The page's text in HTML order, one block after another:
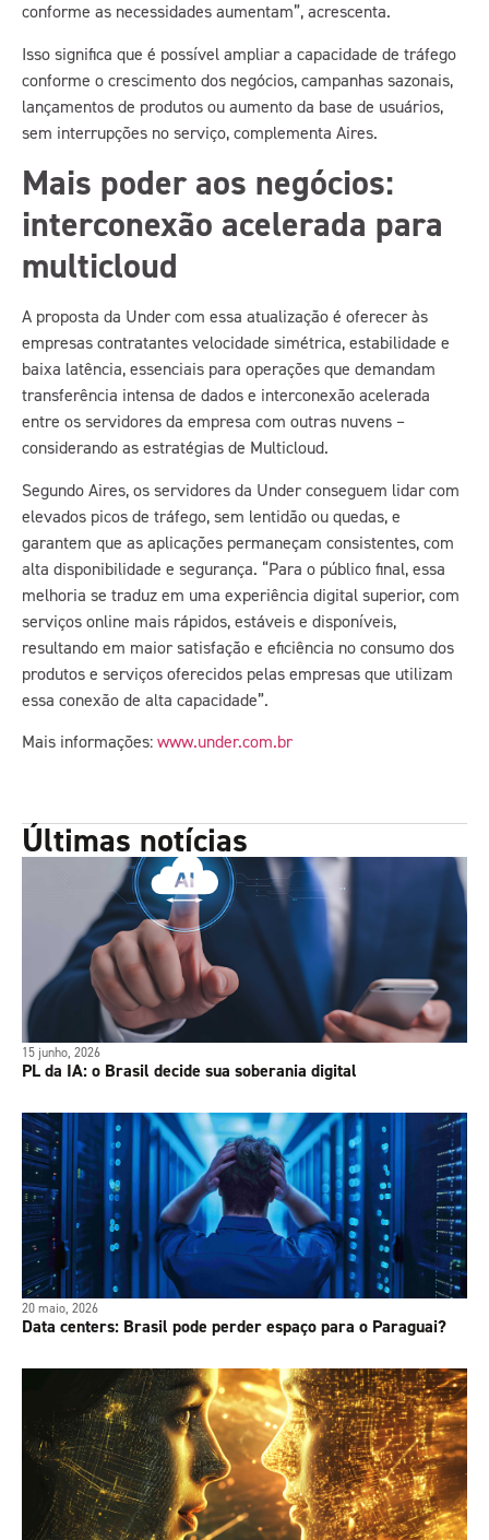
conforme as necessidades aumentam”, acrescenta.
Isso significa que é possível ampliar a capacidade de tráfego
conforme o crescimento dos negócios, campanhas sazonais,
lançamentos de produtos ou aumento da base de usuários,
sem interrupções no serviço, complementa Aires.
Mais poder aos negócios:
interconexão acelerada para
multicloud
A proposta da Under com essa atualização é oferecer às
empresas contratantes velocidade simétrica, estabilidade e
baixa latência, essenciais para operações que demandam
transferência intensa de dados e interconexão acelerada
entre os servidores da empresa com outras nuvens –
considerando as estratégias de Multicloud.
Segundo Aires, os servidores da Under conseguem lidar com
elevados picos de tráfego, sem lentidão ou quedas, e
garantem que as aplicações permaneçam consistentes, com
alta disponibilidade e segurança. “Para o público final, essa
melhoria se traduz em uma experiência digital superior, com
serviços online mais rápidos, estáveis e disponíveis,
resultando em maior satisfação e eficiência no consumo dos
produtos e serviços oferecidos pelas empresas que utilizam
essa conexão de alta capacidade”.
Mais informações:www.under.com.br
Últimas notícias
15 junho, 2026
PL da IA: o Brasil decide sua soberania digital
20 maio, 2026
Data centers: Brasil pode perder espaço para o Paraguai?